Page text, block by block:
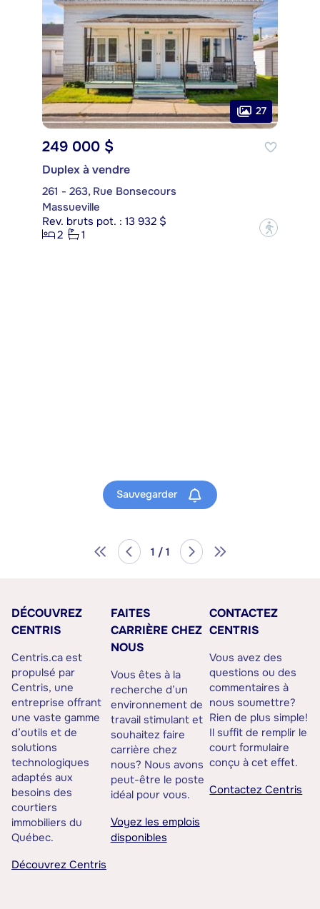
27
249 000 $
Duplex à vendre
261 - 263, Rue Bonsecours
Massueville
Rev. bruts pot. : 13 932 $
2
1 ?
Sauvegarder
1 / 1
DÉCOUVREZ
CENTRIS
Centris.ca est
propulsé par
Centris, une
entreprise offrant
une vaste gamme
d’outils et de
solutions
technologiques
adaptés aux
besoins des
courtiers
immobiliers du
Québec.
Découvrez Centris
FAITES
CARRIÈRE CHEZ
NOUS
Vous êtes à la
recherche d’un
environnement de
travail stimulant et
souhaitez faire
carrière chez
nous? Nous avons
peut-être le poste
idéal pour vous.
Voyez les emplois
disponibles
CONTACTEZ
CENTRIS
Vous avez des
questions ou des
commentaires à
nous soumettre?
Rien de plus simple!
Il suffit de remplir le
court formulaire
conçu à cet effet.
Contactez Centris